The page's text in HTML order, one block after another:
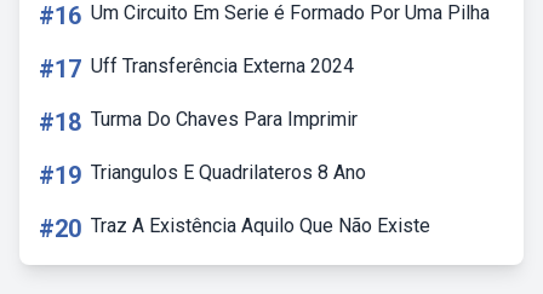
#16 Um Circuito Em Serie é Formado Por Uma Pilha
#17 Uff Transferência Externa 2024
#18 Turma Do Chaves Para Imprimir
#19 Triangulos E Quadrilateros 8 Ano
#20 Traz A Existência Aquilo Que Não Existe